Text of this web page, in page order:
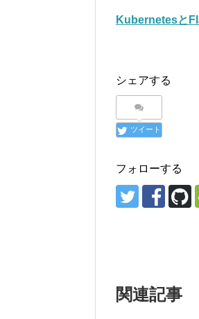
Kubernetesと
シェアする
ツイート
フォローする
関連記事